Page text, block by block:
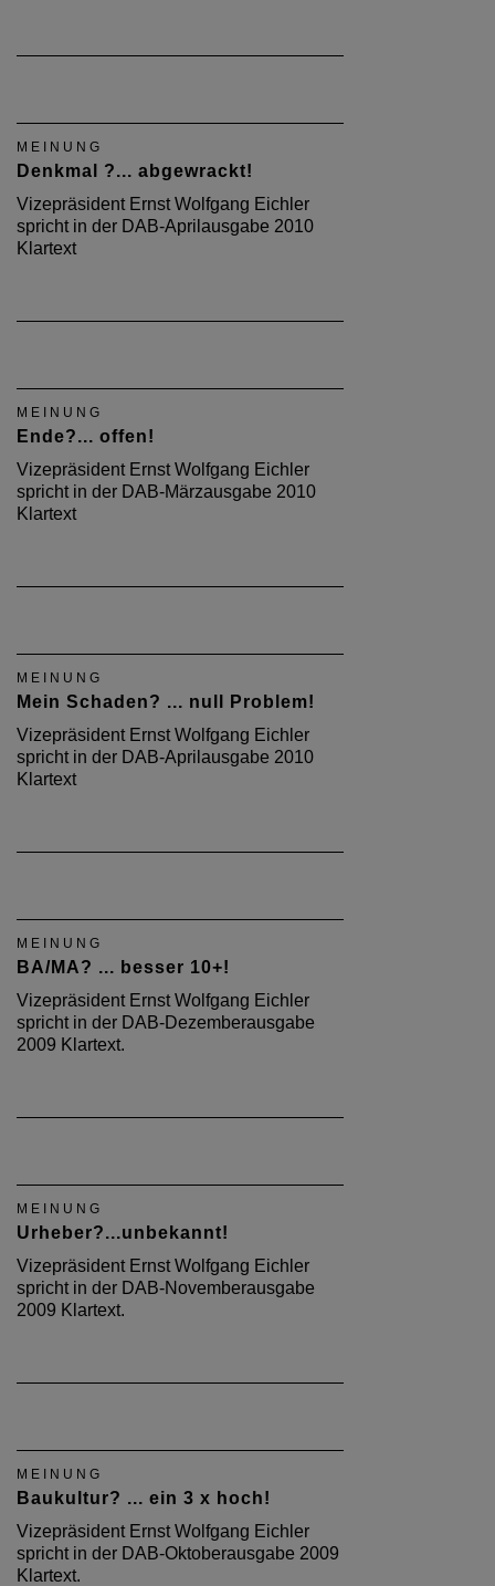
MEINUNG
Denkmal ?... abgewrackt!
Vizepräsident Ernst Wolfgang Eichler
spricht in der DAB-Aprilausgabe 2010
Klartext
MEINUNG
Ende?... offen!
Vizepräsident Ernst Wolfgang Eichler
spricht in der DAB-Märzausgabe 2010
Klartext
MEINUNG
Mein Schaden? ... null Problem!
Vizepräsident Ernst Wolfgang Eichler
spricht in der DAB-Aprilausgabe 2010
Klartext
MEINUNG
BA/MA? ... besser 10+!
Vizepräsident Ernst Wolfgang Eichler
spricht in der DAB-Dezemberausgabe
2009 Klartext.
MEINUNG
Urheber?...unbekannt!
Vizepräsident Ernst Wolfgang Eichler
spricht in der DAB-Novemberausgabe
2009 Klartext.
MEINUNG
Baukultur? ... ein 3 x hoch!
Vizepräsident Ernst Wolfgang Eichler
spricht in der DAB-Oktoberausgabe 2009
Klartext.